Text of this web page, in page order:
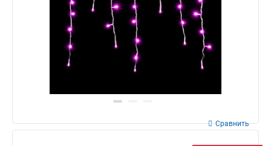
Сравнить